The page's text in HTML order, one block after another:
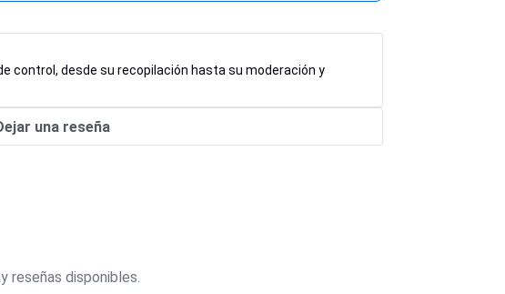
control, desde su recopilación hasta su moderación y
una reseña
reseñas disponibles.